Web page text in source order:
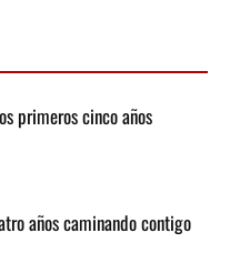
primeros cinco años
años caminando contigo